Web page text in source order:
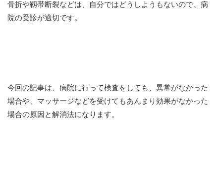
骨折や靱帯断裂などは、自分ではどうしようもないので、病
院の受診が適切です。
今回の記事は、病院に行って検査をしても、異常がなかった
場合や、マッサージなどを受けてもあんまり効果がなかった
場合の原因と解消法になります。